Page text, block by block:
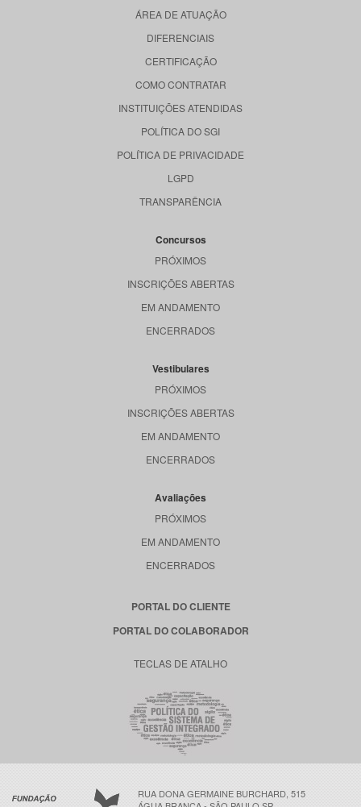
ÁREA DE ATUAÇÃO
DIFERENCIAIS
CERTIFICAÇÃO
COMO CONTRATAR
INSTITUIÇÕES ATENDIDAS
POLÍTICA DO SGI
POLÍTICA DE PRIVACIDADE
LGPD
TRANSPARÊNCIA
Concursos
PRÓXIMOS
INSCRIÇÕES ABERTAS
EM ANDAMENTO
ENCERRADOS
Vestibulares
PRÓXIMOS
INSCRIÇÕES ABERTAS
EM ANDAMENTO
ENCERRADOS
Avaliações
PRÓXIMOS
EM ANDAMENTO
ENCERRADOS
PORTAL DO CLIENTE
PORTAL DO COLABORADOR
TECLAS DE ATALHO
RUA DONA GERMAINE BURCHARD, 515